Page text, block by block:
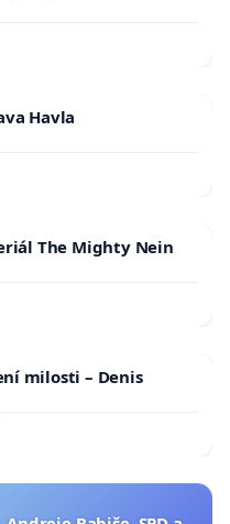
Havla
The Mighty Nein
milosti – Denis